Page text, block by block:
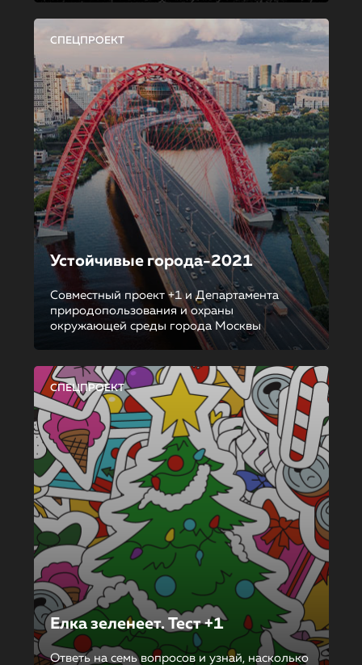
СПЕЦПРОЕКТ
Устойчивые города-2021
Совместный проект +1 и Департамента
природопользования и охраны
окружающей среды города Москвы
СПЕЦПРОЕКТ
Елка зеленеет. Тест +1
Ответь на семь вопросов и узнай, насколько